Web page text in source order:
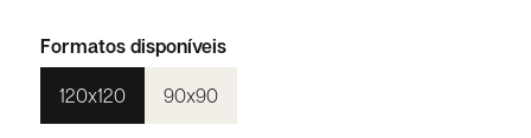
Formatos disponíveis
120x120 90x90